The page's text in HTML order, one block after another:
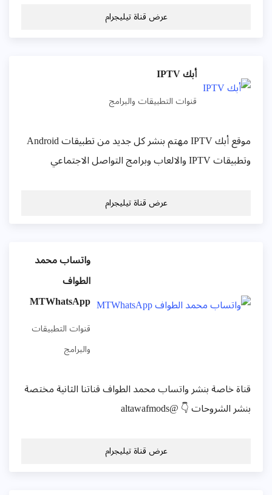
عرض قناة تيليجرام
أبك IPTV
قنوات التطبيقات والبرامج
موقع أبك IPTV مهتم بنشر كل جديد من تطبيقات Android
وتطبيقات IPTV والالعاب وبرامج التواصل الاجتماعي
عرض قناة تيليجرام
واتساب محمد
الطواف
MTWhatsApp
قنوات التطبيقات
والبرامج
قناة خاصة بنشر واتساب محمد الطواف قناتنا الثانية مختصة
بنشر الشروحات 👇 @altawafmods
عرض قناة تيليجرام